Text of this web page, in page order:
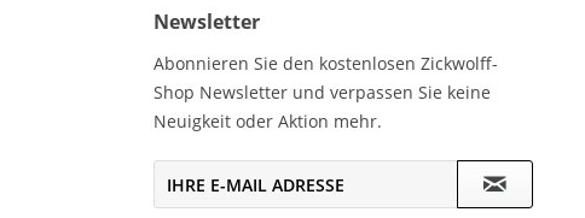
Newsletter
Abonnieren Sie den kostenlosen Zickwolff-
Shop Newsletter und verpassen Sie keine
Neuigkeit oder Aktion mehr.